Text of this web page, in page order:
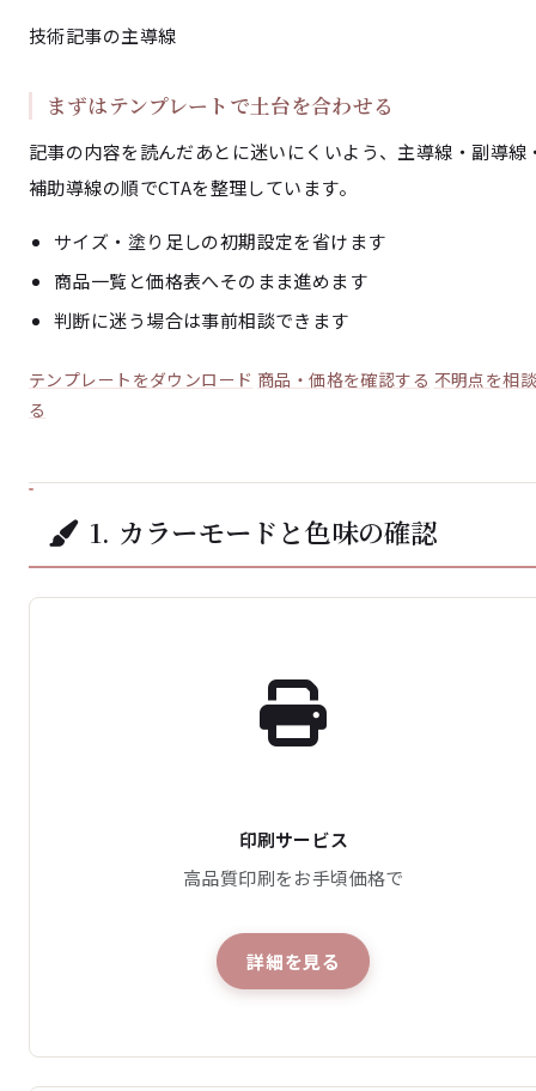
技術記事の主導線
まずはテンプレートで土台を合わせる
記事の内容を読んだあとに迷いにくいよう、主導線・副導線
補助導線の順でCTAを整理しています。
サイズ・塗り足しの初期設定を省けます
商品一覧と価格表へそのまま進めます
判断に迷う場合は事前相談できます
テンプレートをダウンロード 商品・価格を確認する 不明点を相
る
1. カラーモードと色味の確認
印刷サービス
高品質印刷をお手頃価格で
詳細を見る